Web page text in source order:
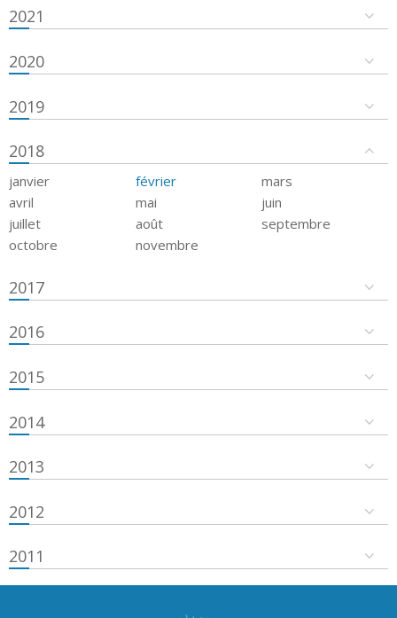
2021
2020
2019
2018
janvier février
mars
avril
mai
juin
juillet
août
septembre
octobre
novembre
2017
2016
2015
2014
2013
2012
2011